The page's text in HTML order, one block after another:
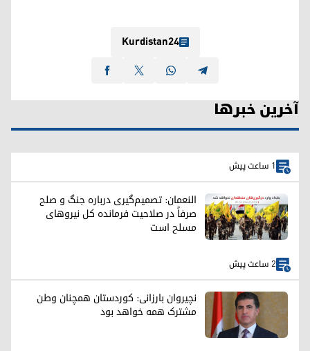
Kurdistan24
آخرین خبرها
1 ساعت پیش
النعمان: تصمیم‌گیری درباره جنگ و صلح
صرفاً در صلاحیت فرمانده کل نیروهای
مسلح است
2 ساعت پیش
نچیروان بارزانی: کوردستان همچنان وطن
مشترک همه خواهد بود